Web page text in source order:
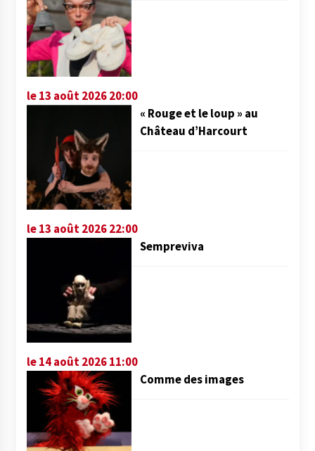
le 13 août 2026 20:00
« Rouge et le loup » au
Château d’Harcourt
le 13 août 2026 22:00
Sempreviva
le 14 août 2026 11:00
Comme des images